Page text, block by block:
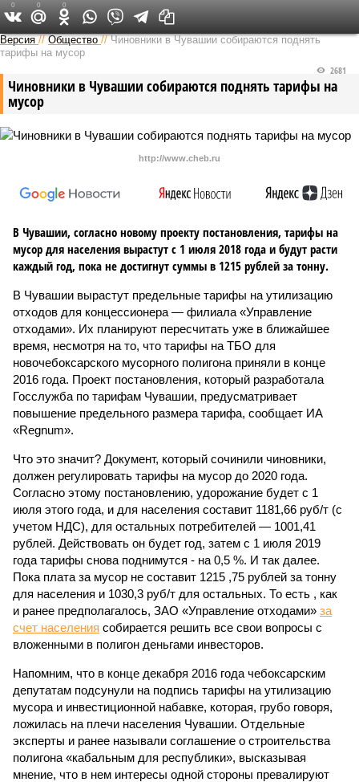
Версия в Чувашии
Версия //Общество //Чиновники в Чувашии собираются поднять
тарифы на мусор
Чиновники в Чувашии собираются поднять тарифы на
мусор
2681
http://www.cheb.ru
В Чувашии, согласно новому проекту постановления, тарифы на
мусор для населения вырастут с 1 июля 2018 года и будут расти
каждый год, пока не достигнут суммы в 1215 рублей за тонну.
В Чувашии вырастут предельные тарифы на утилизацию
отходов для концессионера — филиала «Управление
отходами». Их планируют пересчитать уже в ближайшее
время, несмотря на то, что тарифы на ТБО для
новочебоксарского мусорного полигона приняли в конце
2016 года. Проект постановления, который разработала
Госслужба по тарифам Чувашии, предусматривает
повышение предельного размера тарифа, сообщает ИА
«Regnum».
Что это значит? Документ, который сочинили чиновники,
должен регулировать тарифы на мусор до 2020 года.
Согласно этому постановлению, удорожание будет с 1
июля этого года, и для населения составит 1181,66 руб/т (с
учетом НДС), для остальных потребителей — 1001,41
рублей. Действовать он будет год, затем с 1 июля 2019
года тарифы снова поднимутся - на 0,5 %. И так далее.
Пока плата за мусор не составит 1215 ,75 рублей за тонну
для населения и 1030,3 руб/т для остальных. То есть , как
и ранее предполагалось, ЗАО «Управление отходами» за
счет населения собирается решить все свои вопросы с
вложенными в полигон деньгами инвесторов.
Напомним, что в конце декабря 2016 года чебоксарским
депутатам подсунули на подпись тарифы на утилизацию
мусора и инвестиционной набавке, которая, грубо говоря,
ложилась на плечи населения Чувашии. Отдельные
эксперты и ранее называли соглашение о строительства
полигона «кабальным для республики», высказывая
мнение, что в нем интересы одной стороны превалируют
0 0 0